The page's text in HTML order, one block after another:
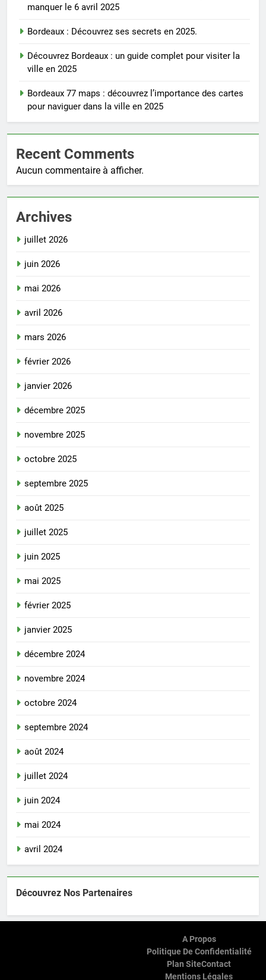
manquer le 6 avril 2025
Bordeaux : Découvrez ses secrets en 2025.
Découvrez Bordeaux : un guide complet pour visiter la
ville en 2025
Bordeaux 77 maps : découvrez l’importance des cartes
pour naviguer dans la ville en 2025
Recent Comments
Aucun commentaire à afficher.
Archives
juillet 2026
juin 2026
mai 2026
avril 2026
mars 2026
février 2026
janvier 2026
décembre 2025
novembre 2025
octobre 2025
septembre 2025
août 2025
juillet 2025
juin 2025
mai 2025
février 2025
janvier 2025
décembre 2024
novembre 2024
octobre 2024
septembre 2024
août 2024
juillet 2024
juin 2024
mai 2024
avril 2024
Découvrez Nos Partenaires
A Propos
Politique De Confidentialité
Plan SiteContact
Mentions Légales